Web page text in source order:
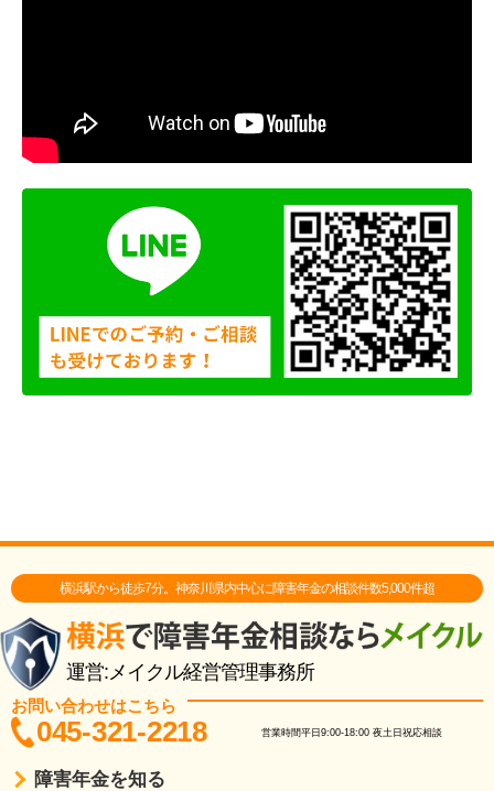
横浜駅から徒歩7分。神奈川県内中心に障害年金の相談件数5,000件超
運営:メイクル経営管理事務所
お問い合わせはこちら
045-321-2218 営業時間平日9:00-18:00夜土日祝応相談
障害年金を知る